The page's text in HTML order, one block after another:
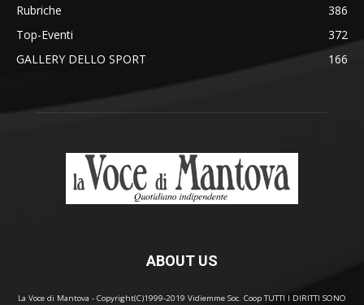
Rubriche
386
Top-Eventi
372
GALLERY DELLO SPORT
166
ABOUT US
La Voce di Mantova - Copyright(C)1999-2019 Vidiemme Soc. Coop TUTTI I DIRITTI SONO